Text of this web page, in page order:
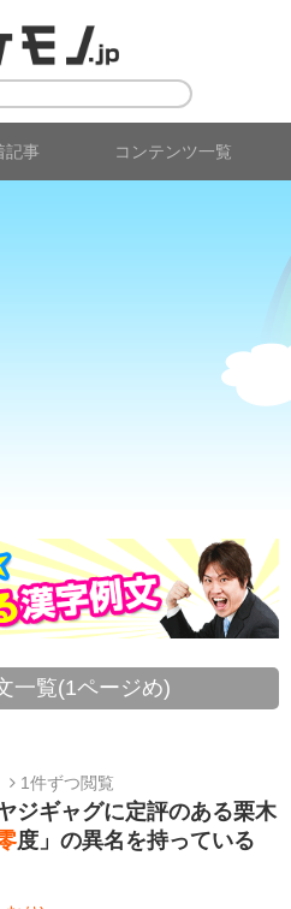
記事 コンテンツ一覧
一覧(1ページめ)
1件ずつ閲覧
ジギャグに定評のある栗木
度」の異名を持っている